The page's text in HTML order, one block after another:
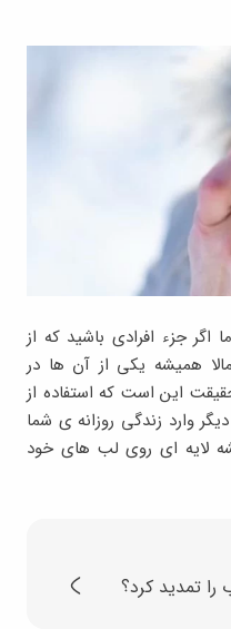
اگر جزء افرادی باشید که از
همیشه یکی از آن ها در
این است که استفاده از
وارد زندگی روزانه ی شما
لایه ای روی لب های خود
تمدید کرد؟